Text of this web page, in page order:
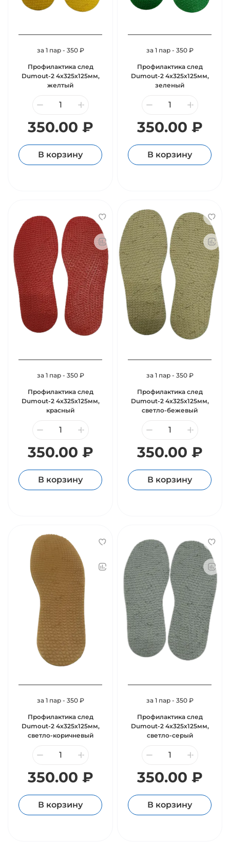
за 1 пар - 350 ₽
Профилактика след
Dumout-2 4х325х125мм,
желтый
350.00 ₽
В корзину
за 1 пар - 350 ₽
Профилактика след
Dumout-2 4х325х125мм,
зеленый
350.00 ₽
В корзину
за 1 пар - 350 ₽
Профилактика след
Dumout-2 4х325х125мм,
красный
350.00 ₽
В корзину
за 1 пар - 350 ₽
Профилактика след
Dumout-2 4х325х125мм,
светло-бежевый
350.00 ₽
В корзину
за 1 пар - 350 ₽
Профилактика след
Dumout-2 4х325х125мм,
светло-коричневый
350.00 ₽
В корзину
за 1 пар - 350 ₽
Профилактика след
Dumout-2 4х325х125мм,
светло-серый
350.00 ₽
В корзину